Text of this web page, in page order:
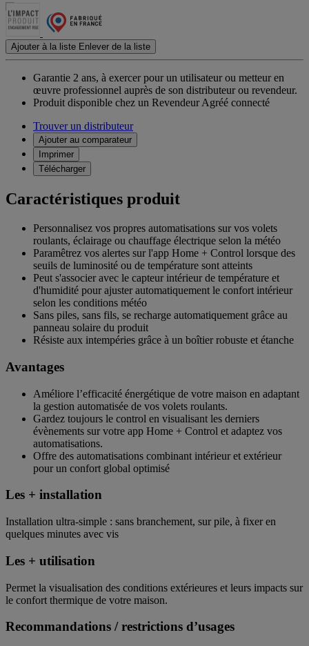
Ajouter à la liste Enlever de la liste
Garantie 2 ans, à exercer pour un utilisateur ou metteur en
œuvre professionnel auprès de son distributeur ou revendeur.
Produit disponible chez un Revendeur Agréé connecté
Trouver un distributeur
Ajouter au comparateur
Imprimer
Télécharger
Caractéristiques produit
Personnalisez vos propres automatisations sur vos volets
roulants, éclairage ou chauffage électrique selon la météo
Paramêtrez vos alertes sur l'app Home + Control lorsque des
seuils de luminosité ou de température sont atteints
Peut s'associer avec le capteur intérieur de température et
d'humidité pour ajuster automatiquement le confort intérieur
selon les conditions météo
Sans piles, sans fils, se recharge automatiquement grâce au
panneau solaire du produit
Résiste aux intempéries grâce à un boîtier robuste et étanche
Avantages
Améliore l’efficacité énergétique de votre maison en adaptant
la gestion automatisée de vos volets roulants.
Gardez toujours le control en visualisant les derniers
évènements sur votre app Home + Control et adaptez vos
automatisations.
Offre des automatisations combinant intérieur et extérieur
pour un confort global optimisé
Les + installation
Installation ultra-simple : sans branchement, sur pile, à fixer en
quelques minutes avec vis
Les + utilisation
Permet la visualisation des conditions extérieures et leurs impacts sur
le confort thermique de votre maison.
Recommandations / restrictions d’usages